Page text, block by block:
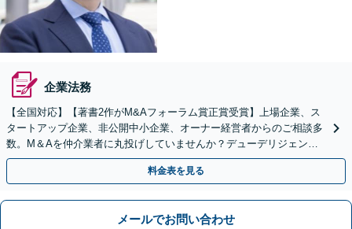
企業法務
【全国対応】【著書2作がM&Aフォーラム賞正賞受賞】上場企業、ス
タートアップ企業、非公開中小企業、オーナー経営者からのご相談多
数。M＆Aを仲介業者に丸投げしていませんか？デューデリジェンス
や契約書作成・交渉はお任せください【初回無料】
料金表を見る
メールでお問い合わせ